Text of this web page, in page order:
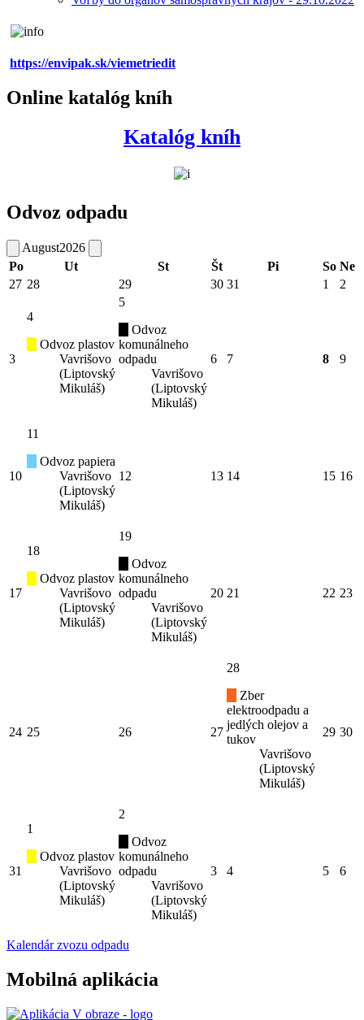
https://envipak.sk/viemetriedit
Online katalóg kníh
Katalóg kníh
Odvoz odpadu
August2026
Po
Ut St Št Pi So Ne
27 28 29 30 31 1 2
3
4
Odvoz plastov
Vavrišovo
(Liptovský
Mikuláš)
5
Odvoz
komunálneho
odpadu
Vavrišovo
(Liptovský
Mikuláš)
6 7 8 9
10
11
Odvoz papiera
Vavrišovo
(Liptovský
Mikuláš)
12 13 14 15 16
17
18
Odvoz plastov
Vavrišovo
(Liptovský
Mikuláš)
19
Odvoz
komunálneho
odpadu
Vavrišovo
(Liptovský
Mikuláš)
20 21 22 23
24 25 26 27
28
Zber
elektroodpadu a
jedlých olejov a
tukov
Vavrišovo
(Liptovský
Mikuláš)
29 30
31
1
Odvoz plastov
Vavrišovo
(Liptovský
Mikuláš)
2
Odvoz
komunálneho
odpadu
Vavrišovo
(Liptovský
Mikuláš)
3 4 5 6
Kalendár zvozu odpadu
Mobilná aplikácia